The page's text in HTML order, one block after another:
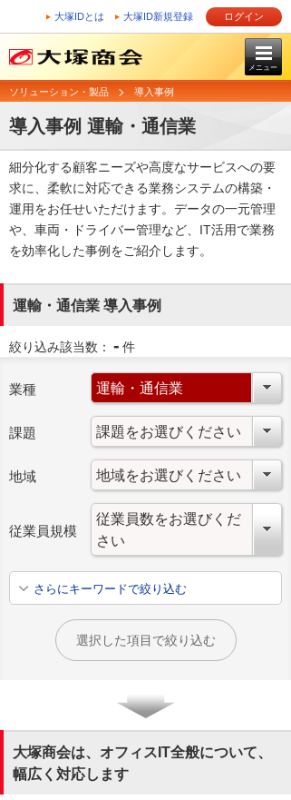
大塚IDとは 大塚ID新規登録 ログイン
メニュー
ソリューション・製品 導入事例
導入事例 運輸・通信業
細分化する顧客ニーズや高度なサービスへの要
求に、柔軟に対応できる業務システムの構築・
運用をお任せいただけます。データの一元管理
や、車両・ドライバー管理など、IT活用で業務
を効率化した事例をご紹介します。
運輸・通信業 導入事例
絞り込み該当数： - 件
業種
課題
地域
従業員規模
さらにキーワードで絞り込む
選択した項目で絞り込む
大塚商会は、オフィスIT全般について、
幅広く対応します